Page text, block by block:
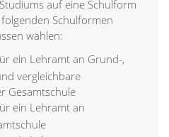
auf eine Schulform
Schulformen
wählen:
ein Lehramt an Grund-,
vergleichbare
Gesamtschule
ein Lehramt an